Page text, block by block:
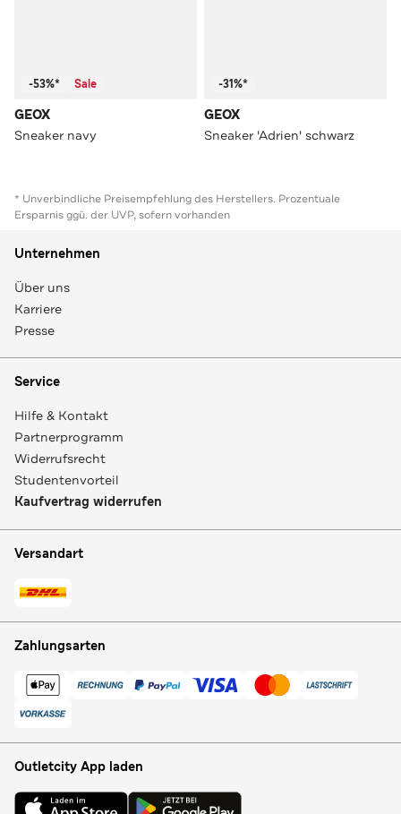
-53%* Sale
GEOX
Sneaker navy
-31%*
GEOX
Sneaker 'Adrien' schwarz
* Unverbindliche Preisempfehlung des Herstellers. Prozentuale
Ersparnis ggü. der UVP, sofern vorhanden
Unternehmen
Über uns
Karriere
Presse
Service
Hilfe & Kontakt
Partnerprogramm
Widerrufsrecht
Studentenvorteil
Kaufvertrag widerrufen
Versandart
Zahlungsarten
Outletcity App laden